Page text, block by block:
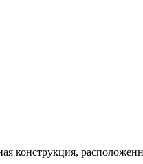
конструкция,